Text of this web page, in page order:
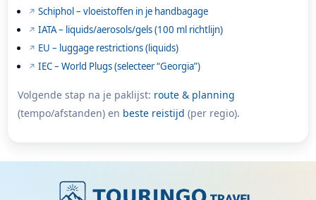
Schiphol – vloeistoffen in je handbagage
IATA – liquids/aerosols/gels (100 ml richtlijn)
EU – luggage restrictions (liquids)
IEC – World Plugs (selecteer “Georgia”)
Volgende stap na je paklijst: route & planning
(tempo/afstanden) en beste reistijd (per regio).